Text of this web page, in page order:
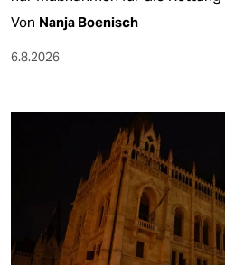
Von Nanja Boenisch
6.8.2026